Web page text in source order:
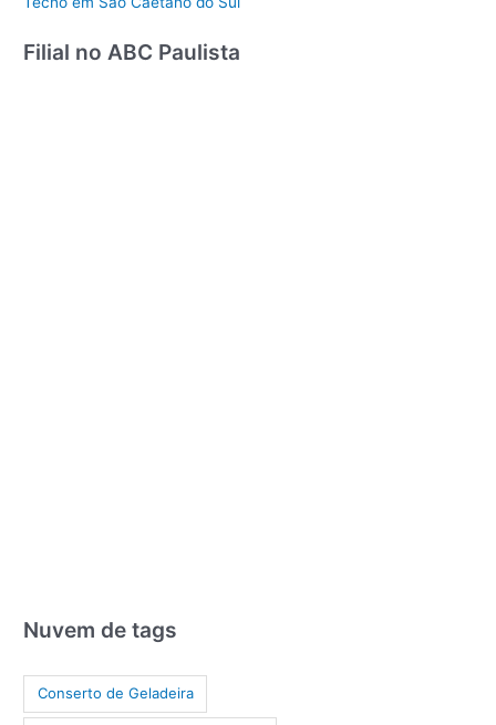
Filial no ABC Paulista
Nuvem de tags
Conserto de Geladeira